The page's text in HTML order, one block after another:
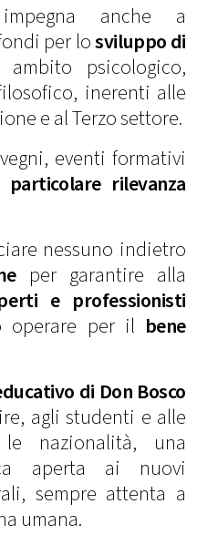
anche a
per losviluppo di
psicologico,
inerenti alle
e al Terzo settore.
eventi formativi
particolare rilevanza
nessuno indietro
per garantire alla
e professionisti
operare per il bene
di Don Bosco
agli studenti e alle
nazionalità, una
aperta ai nuovi
sempre attenta a
umana.